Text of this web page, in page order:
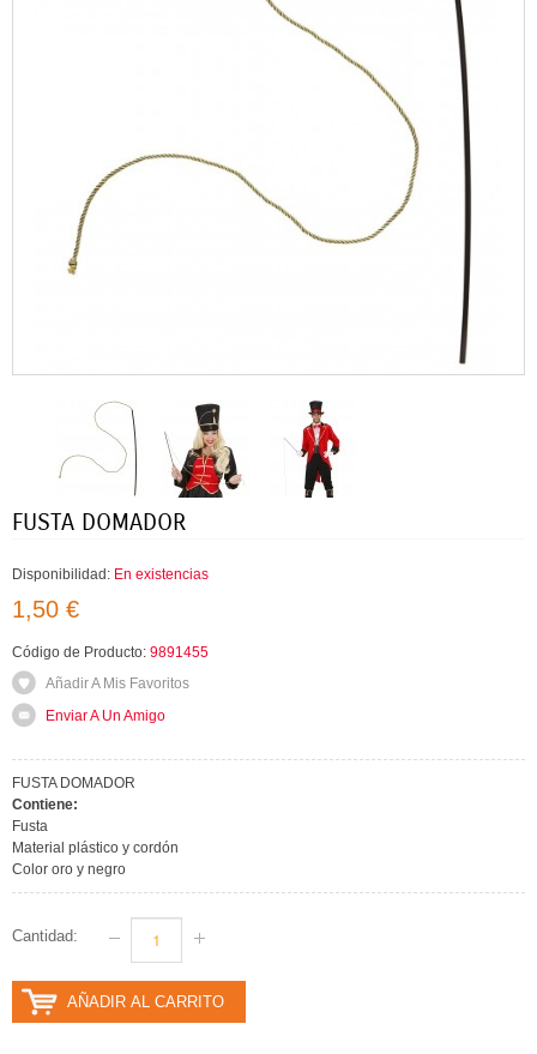
FUSTA DOMADOR
Disponibilidad: En existencias
1,50 €
Código de Producto: 9891455
Añadir A Mis Favoritos
Enviar A Un Amigo
FUSTA DOMADOR
Contiene:
Fusta
Material plástico y cordón
Color oro y negro
Cantidad:
AÑADIR AL CARRITO